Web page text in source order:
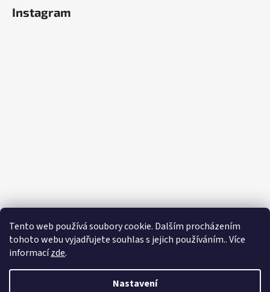
Tento web používá soubory cookie. Dalším procházením
tohoto webu vyjadřujete souhlas s jejich používáním.. Více
informacízde.
Nastavení
Instagram
Sledovat na Instagramu
vyhrazena.